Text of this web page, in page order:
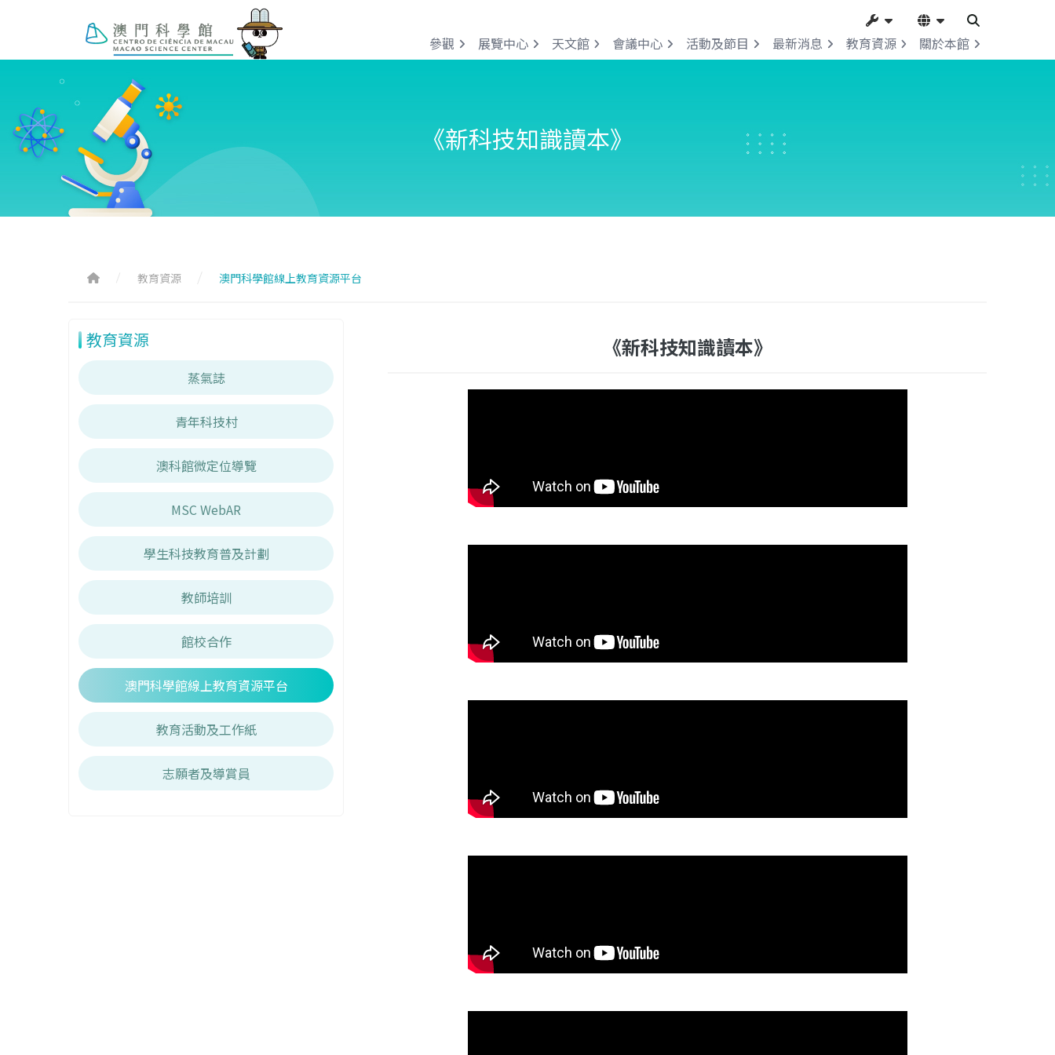
參觀 展覽中心 天文館 會議中心 活動及節目 最新消息 教育資源 關於本館
《新科技知識讀本》
教育資源 澳門科學館線上教育資源平台
教育資源
蒸氣誌
青年科技村
澳科館微定位導覽
MSC WebAR
學生科技教育普及計劃
教師培訓
館校合作
澳門科學館線上教育資源平台
教育活動及工作紙
志願者及導賞員
《新科技知識讀本》